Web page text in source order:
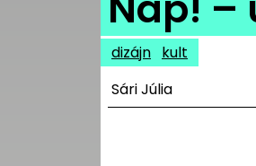
dizájn kult
Sári Júlia